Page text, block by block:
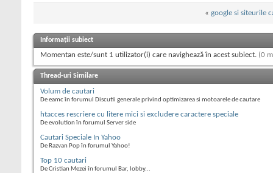
« google si siteurile
Informații subiect
Momentan este/sunt 1 utilizator(i) care navighează în acest subiect. (0
Thread-uri Similare
Volum de cautari
De eamc în forumul Discutii generale privind optimizarea si motoarele de cautare
htacces rescriere cu litere mici si excludere caractere speciale
De evolution în forumul Server side
Cautari Speciale In Yahoo
De Razvan Pop în forumul Yahoo!
Top 10 cautari
De Cristian Mezei în forumul Bar, lobby...